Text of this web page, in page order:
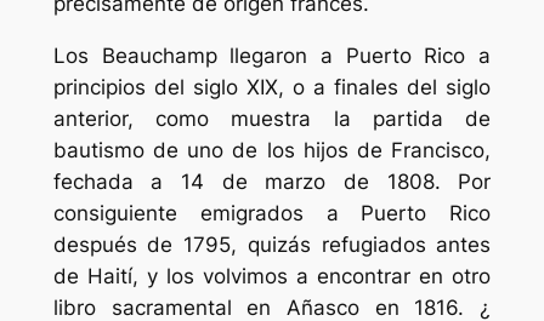
Los Beauchamp llegaron a Puerto Rico a
principios del siglo XIX, o a finales del siglo
anterior, como muestra la partida de
bautismo de uno de los hijos de Francisco,
fechada a 14 de marzo de 1808. Por
consiguiente emigrados a Puerto Rico
después de 1795, quizás refugiados antes
de Haití, y los volvimos a encontrar en otro
libro sacramental en Añasco en 1816. ¿